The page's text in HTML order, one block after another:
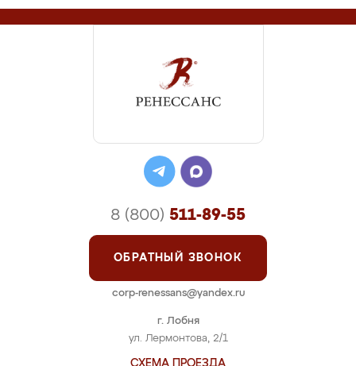
г. Лобня
ул. Лермонтова, 2/1
СХЕМА ПРОЕЗДА
8 (800) 511-89-55
ОБРАТНЫЙ ЗВОНОК
corp-renessans@yandex.ru